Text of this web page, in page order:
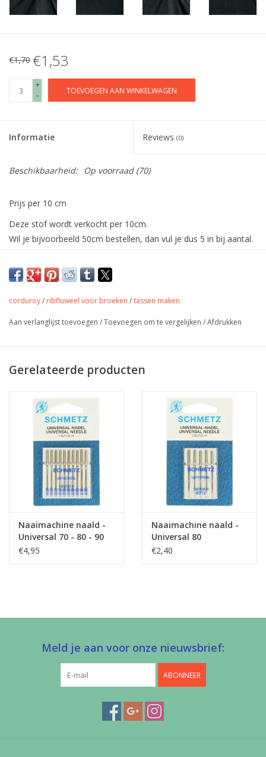
€1,70 €1,53
+
-
TOEVOEGEN AAN WINKELWAGEN
Informatie Reviews (0)
Beschikbaarheid: Op voorraad(70)
Prijs per 10 cm
Deze stof wordt verkocht per 10cm.
Wil je bijvoorbeeld 50cm bestellen, dan vul je dus 5 in bij aantal.
Zachte Corduroy met brede ribbel
van 100% katoen. Geschikt voor
kleding en tassen.
Samenstelling 100% zachte katoen
Toepassing
jurk, rok, broek, dekentje,
accessoires,…
Oeko-Tex 100 klasse 1
gecertifiëerd door onze
producent
Stretch
neen
corduroy/ ribfluweel voor broeken /tassen maken
Aan verlanglijst toevoegen /Toevoegen om te vergelijken /Afdrukken
Gerelateerde producten
Naaimachine naald -
Universal 70 - 80 - 90
€4,95
Naaimachine naald -
Universal 80
€2,40
Meld je aan voor onze nieuwsbrief:
ABONNEER